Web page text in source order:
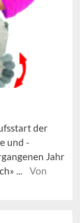
der
und -
Jahr
...
Von